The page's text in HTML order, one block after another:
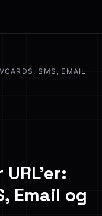
SMS, EMAIL
Email og